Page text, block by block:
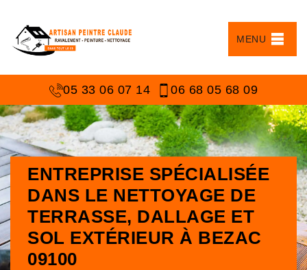
MENU
05 33 06 07 14 06 68 05 68 09
ENTREPRISE SPÉCIALISÉE
DANS LE NETTOYAGE DE
TERRASSE, DALLAGE ET
SOL EXTÉRIEUR À BEZAC
09100